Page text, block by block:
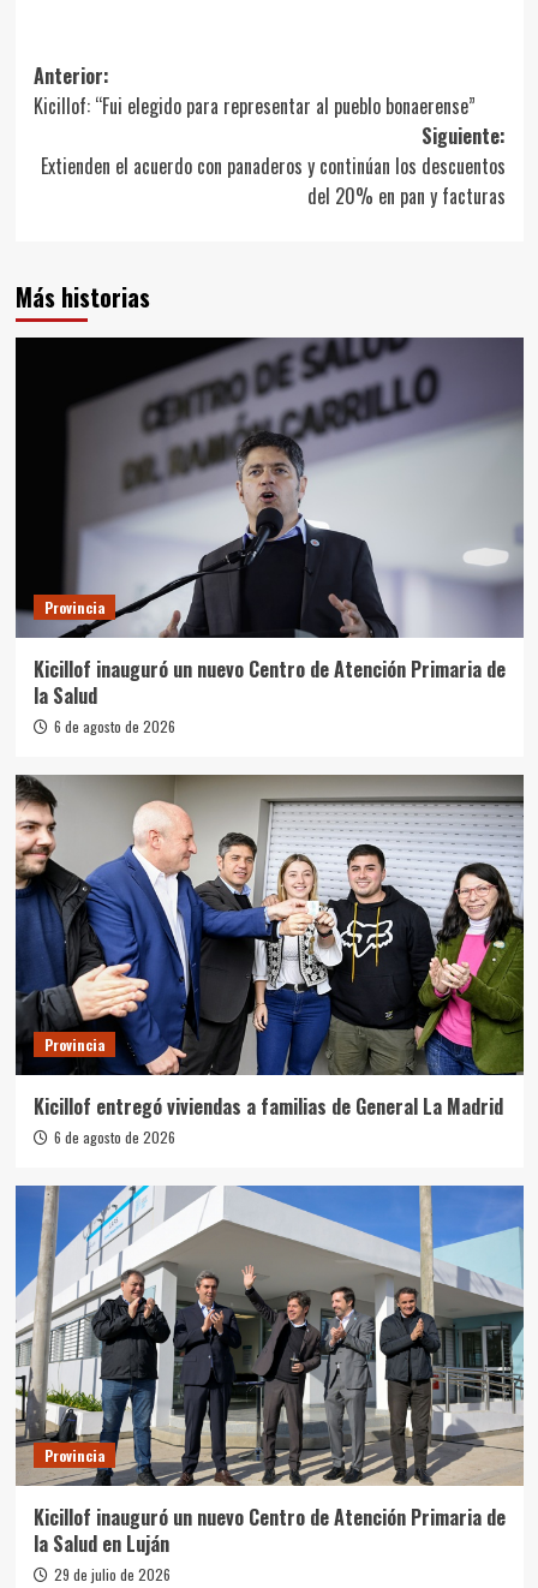
Navegación
de
entradas
Anterior:
Kicillof: “Fui elegido para representar al pueblo bonaerense”
Siguiente:
Extienden el acuerdo con panaderos y continúan los descuentos
del 20% en pan y facturas
Más historias
Provincia
Kicillof inauguró un nuevo Centro de Atención Primaria de
la Salud
6 de agosto de 2026
Provincia
Kicillof entregó viviendas a familias de General La Madrid
6 de agosto de 2026
Provincia
Kicillof inauguró un nuevo Centro de Atención Primaria de
la Salud en Luján
29 de julio de 2026